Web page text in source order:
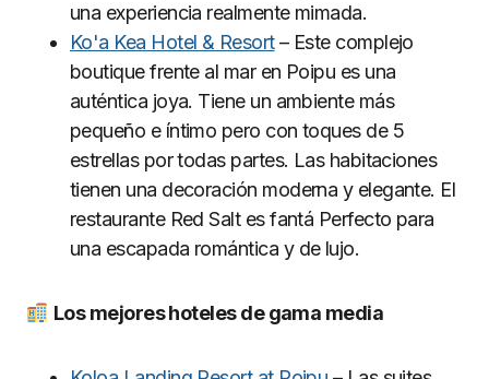
una experiencia realmente mimada.
Ko'a Kea Hotel & Resort– Este complejo
boutique frente al mar en Poipu es una
auténtica joya. Tiene un ambiente más
pequeño e íntimo pero con toques de 5
estrellas por todas partes. Las habitaciones
tienen una decoración moderna y elegante. El
restaurante Red Salt es fantá Perfecto para
una escapada romántica y de lujo.
Los mejores hoteles de gama media